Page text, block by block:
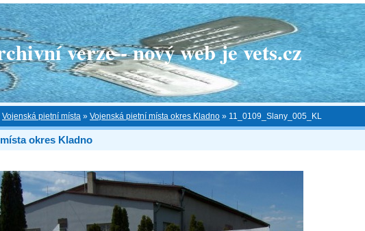
verze - nový web je vets.cz
Vojenská pietní místa » Vojenská pietní místa okres Kladno » 11_0109_Slany_005_KL
okres Kladno